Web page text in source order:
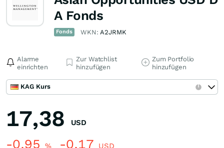
A Fonds
Fonds WKN:A2JRMK
Alarme
einrichten
Zur Watchlist
hinzufügen
Zum Portfolio
hinzufügen
KAG Kurs
17,38 USD
-0,95 % -0,17 USD